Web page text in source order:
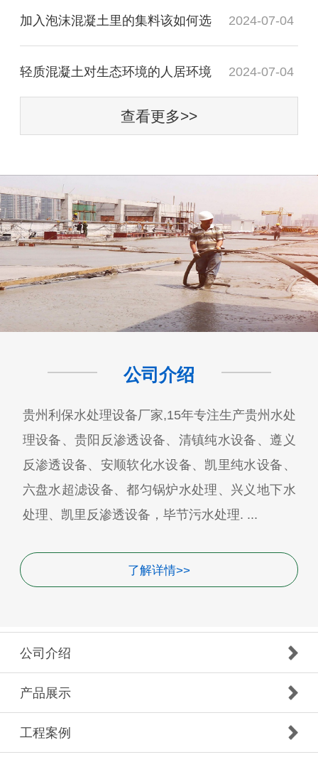
加入泡沫混凝土里的集料该如何选 2024-07-04
轻质混凝土对生态环境的人居环境 2024-07-04
查看更多>>
公司介绍
贵州利保水处理设备厂家,15年专注生产贵州水处
理设备、贵阳反渗透设备、清镇纯水设备、遵义
反渗透设备、安顺软化水设备、凯里纯水设备、
六盘水超滤设备、都匀锅炉水处理、兴义地下水
处理、凯里反渗透设备，毕节污水处理. ...
了解详情>>
公司介绍
产品展示
工程案例